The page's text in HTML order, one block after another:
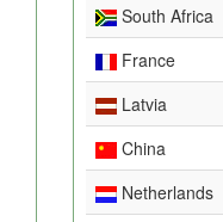
South Africa
France
Latvia
China
Netherlands